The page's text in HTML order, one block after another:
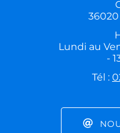
Lundi au
-
Tél :